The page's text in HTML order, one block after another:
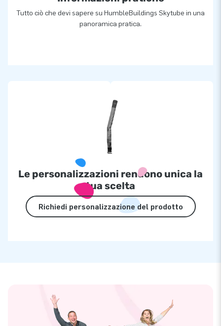
Tutto ciò che devi sapere su HumbleBuildings Skytube in una
panoramica pratica.
Le personalizzazioni rendono unica la
tua scelta
Richiedi personalizzazione del prodotto